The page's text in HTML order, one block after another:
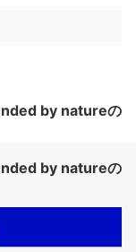
by natureの
by natureの